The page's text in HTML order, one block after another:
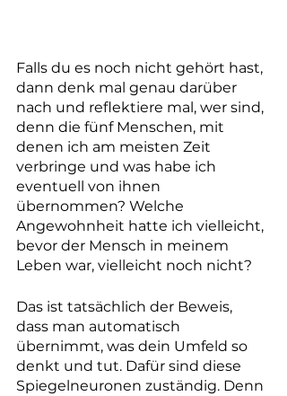
Falls du es noch nicht gehört hast,
dann denk mal genau darüber
nach und reflektiere mal, wer sind,
denn die fünf Menschen, mit
denen ich am meisten Zeit
verbringe und was habe ich
eventuell von ihnen
übernommen? Welche
Angewohnheit hatte ich vielleicht,
bevor der Mensch in meinem
Leben war, vielleicht noch nicht?
Das ist tatsächlich der Beweis,
dass man automatisch
übernimmt, was dein Umfeld so
denkt und tut. Dafür sind diese
Spiegelneuronen zuständig. Denn